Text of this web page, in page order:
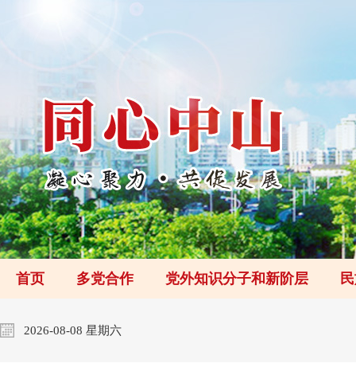
首页 多党合作 党外知识分子和新阶层
2026-08-08 星期六